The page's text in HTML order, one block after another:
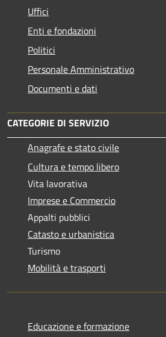
Uffici
Enti e fondazioni
Politici
Personale Amministrativo
Documenti e dati
CATEGORIE DI SERVIZIO
Anagrafe e stato civile
Cultura e tempo libero
Vita lavorativa
Imprese e Commercio
Appalti pubblici
Catasto e urbanistica
Turismo
Mobilità e trasporti
Educazione e formazione